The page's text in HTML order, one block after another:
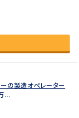
ーの製造オペレーター
...